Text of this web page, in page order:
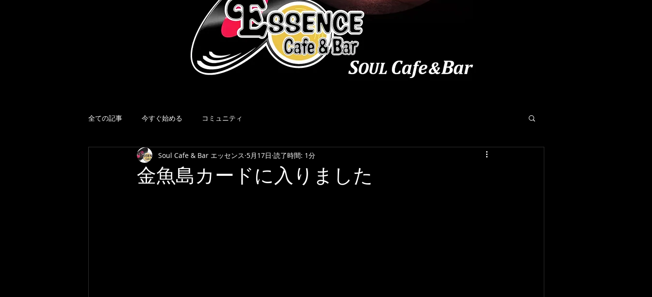
全ての記事 今すぐ始める コミュニティ
金魚島カードに入りました
Soul Cafe & Bar エッセンス 5月17日 読了時間: 1分